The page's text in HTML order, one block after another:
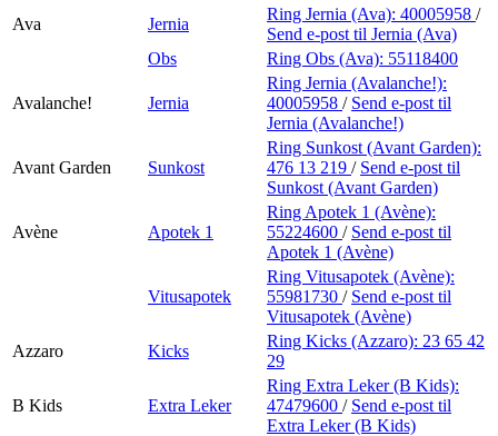
Ava
Jernia
Ring Jernia (Ava): 40005958 /
Send e-post til Jernia (Ava)
Obs
Ring Obs (Ava): 55118400
Avalanche! Jernia
Ring Jernia (Avalanche!):
40005958 / Send e-post til
Jernia (Avalanche!)
Avant Garden Sunkost
Ring Sunkost (Avant Garden):
476 13 219 / Send e-post til
Sunkost (Avant Garden)
Avène Apotek 1
Ring Apotek 1 (Avène):
55224600 / Send e-post til
Apotek 1 (Avène)
Vitusapotek
Ring Vitusapotek (Avène):
55981730 / Send e-post til
Vitusapotek (Avène)
Azzaro
Kicks
Ring Kicks (Azzaro): 23 65 42
29
B Kids Extra Leker
Ring Extra Leker (B Kids):
47479600 / Send e-post til
Extra Leker (B Kids)